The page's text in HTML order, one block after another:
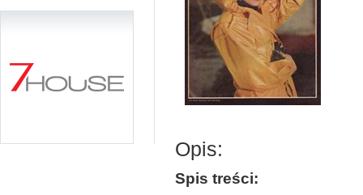
Opis:
Spis treści: